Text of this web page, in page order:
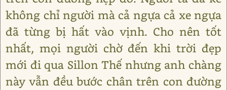
không chỉ người mà cả ngựa cả xe ngựa
đã từng bị hất vào vịnh. Cho nên tốt
nhất, mọi người chờ đến khi trời đẹp
mới đi qua Sillon Thế nhưng anh chàng
này vẫn đều bước chân trên con đường